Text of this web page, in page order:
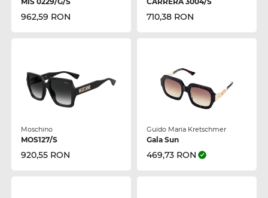
962,59 RON 710,38 RON
Moschino
MOS127/S
920,55 RON
Guido Maria Kretschmer
Gala Sun
469,73 RON